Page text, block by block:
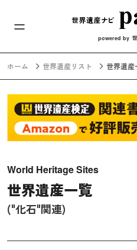
powered by
ホーム 世界遺産リスト 世界遺産
World Heritage Sites
世界遺産一覧
("化石"関連)